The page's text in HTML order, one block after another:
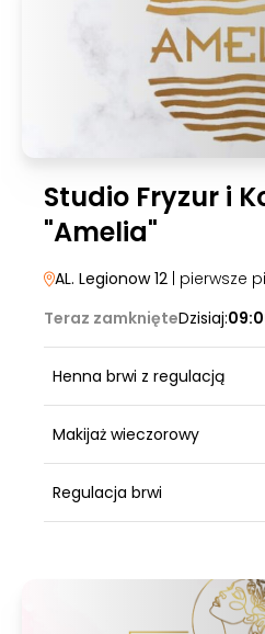
Studio Fryzur i
"Amelia"
AL. Legionow 12 | pierwsze
Teraz zamknięteDzisiaj:
Henna brwi z regulacją
Makijaż wieczorowy
Regulacja brwi